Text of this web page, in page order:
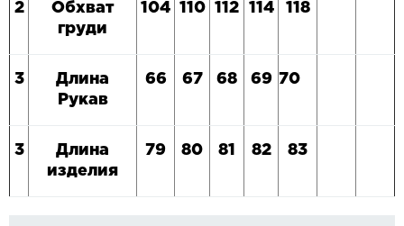
2
Обхват
груди
104 110 112 114 118
3
Длина
Рукав
66 67 68 69 70
3
Длина
изделия
79 80 81 82 83